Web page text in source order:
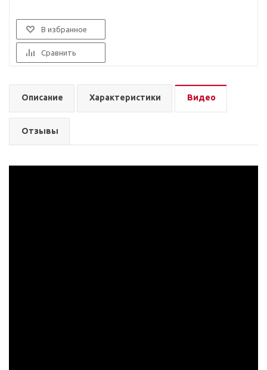
В избранное
Сравнить
Описание Характеристики Видео
Отзывы